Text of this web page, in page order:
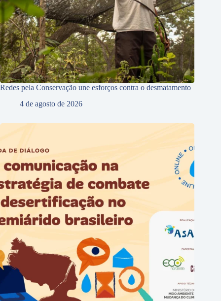
Redes pela Conservação une esforços contra o desmatamento
4 de agosto de 2026